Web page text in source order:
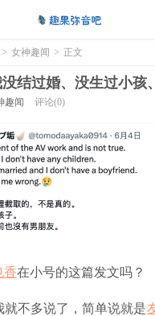
> 女神趣闻 > 正文
结过婚、没生过小孩
趣闻 评论(0)
香在小号的这篇发文吗？
不多说了，简单说就是